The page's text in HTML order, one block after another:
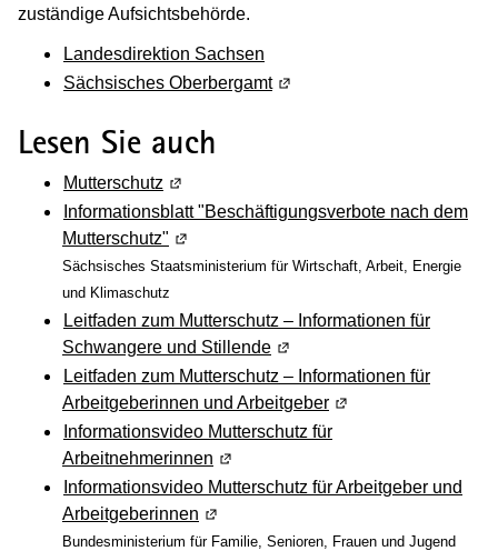
zuständige Aufsichtsbehörde.
Landesdirektion Sachsen
Sächsisches Oberbergamt(Wird in einem neuen
Lesen Sie auch
Mutterschutz (Wird in einem neuen Fenster geöffnet)
Informationsblatt "Beschäftigungsverbote nach dem
Mutterschutz" (Wird in einem neuen Fenster geöffnet)
Sächsisches Staatsministerium für Wirtschaft, Arbeit, Energie
und Klimaschutz
Leitfaden zum Mutterschutz – Informationen für
Schwangere und Stillende (Wird in einem neuen
Leitfaden zum Mutterschutz – Informationen für
Arbeitgeberinnen und Arbeitgeber (Wird in einem
Informationsvideo Mutterschutz für
Arbeitnehmerinnen (Wird in einem neuen Fenster
Informationsvideo Mutterschutz für Arbeitgeber und
Arbeitgeberinnen (Wird in einem neuen Fenster
Bundesministerium für Familie, Senioren, Frauen und Jugend